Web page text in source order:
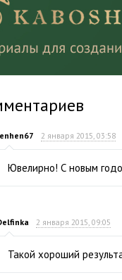
2 января 2015, 03:58
Ювелирно! С новым
2 января 2015, 09:05
Такой хороший